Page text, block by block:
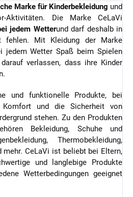
Marke für Kinderbekleidung und
Aktivitäten. Die Marke CeLaVi
jedem Wetterund darf deshalb in
fehlen. Mit Kleidung der Marke
jedem Wetter Spaß beim Spielen
verlassen, dass ihre Kinder
und funktionelle Produkte, bei
Komfort und die Sicherheit von
stehen. Zu den Produkten
Bekleidung, Schuhe und
Thermobekleidung,
mehr. CeLaVi ist beliebt bei Eltern,
und langlebige Produkte
Wetterbedingungen geeignet